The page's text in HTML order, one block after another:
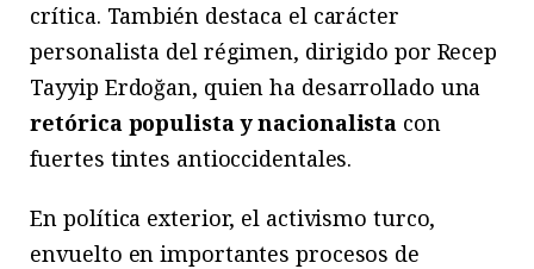
crítica. También destaca el carácter
personalista del régimen, dirigido por Recep
Tayyip Erdoğan, quien ha desarrollado una
retórica populista y nacionalista con
fuertes tintes antioccidentales.
En política exterior, el activismo turco,
envuelto en importantes procesos de